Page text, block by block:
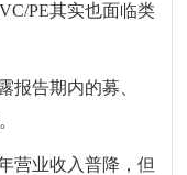
PE其实也面临类
报告期内的募、
营业收入普降，但